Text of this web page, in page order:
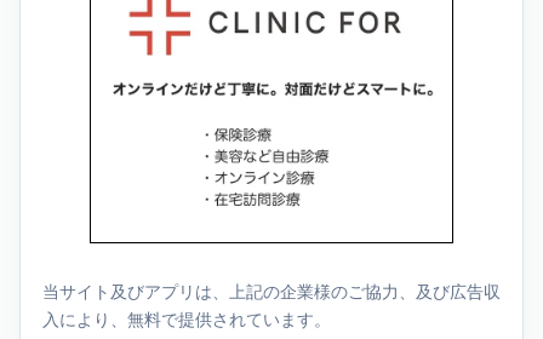
当サイト及びアプリは、上記の企業様のご協力、及び広告収
入により、無料で提供されています。